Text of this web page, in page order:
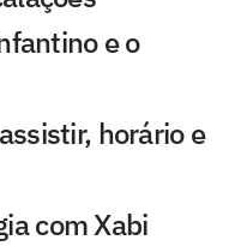
e o
horário e
com Xabi